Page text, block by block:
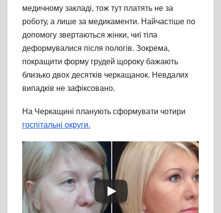
медичному закладі, тож тут платять не за
роботу, а лише за медикаменти. Найчастіше по
допомогу звертаються жінки, чиї тіла
деформувалися після пологів. Зокрема,
покращити форму грудей щороку бажають
близько двох десятків черкащанок. Невдалих
випадків не зафіксовано.
На Черкащині планують сформувати чотири
госпітальні округи.